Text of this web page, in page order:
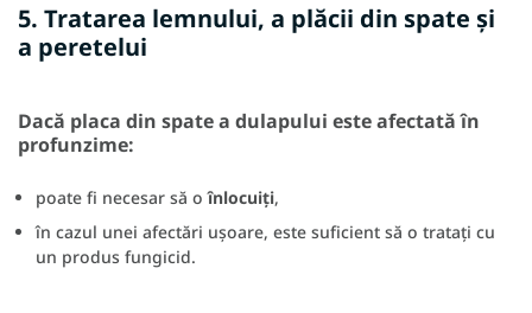
5. Tratarea lemnului, a plăcii din spate și
a peretelui
Dacă placa din spate a dulapului este afectată în
profunzime:
poate fi necesar să oînlocuiți,
în cazul unei afectări ușoare, este suficient să o tratați cu
un produs fungicid.